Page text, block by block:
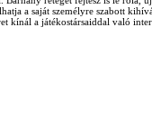
a saját személyre szabott
kínál a játékostársaiddal való